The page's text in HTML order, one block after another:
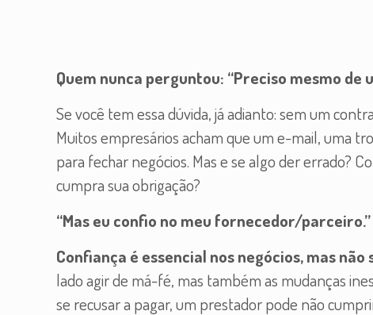
Quem nunca perguntou: “Preciso mesmo
Se você tem essa dúvida, já adianto: sem um
Muitos empresários acham que um e-mail, uma
para fechar negócios. Mas e se algo der errado?
cumpra sua obrigação?
“Mas eu confio no meu fornecedor/
Confiança é essencial nos negócios, mas
lado agir de má-fé, mas também as mudanças
se recusar a pagar, um prestador pode não